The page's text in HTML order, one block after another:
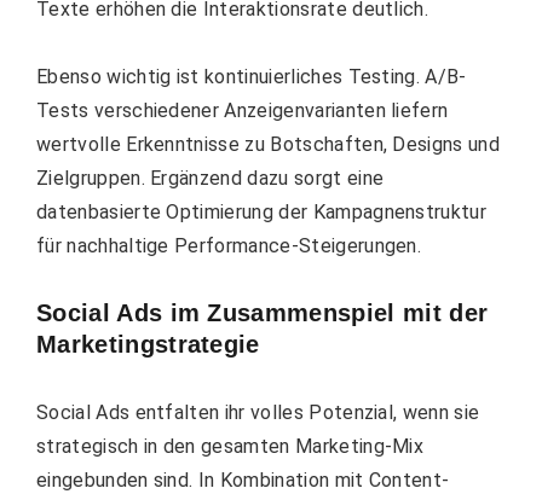
Texte erhöhen die Interaktionsrate deutlich.
Ebenso wichtig ist kontinuierliches Testing. A/B-
Tests verschiedener Anzeigenvarianten liefern
wertvolle Erkenntnisse zu Botschaften, Designs und
Zielgruppen. Ergänzend dazu sorgt eine
datenbasierte Optimierung der Kampagnenstruktur
für nachhaltige Performance-Steigerungen.
Social Ads im Zusammenspiel mit der
Marketingstrategie
Social Ads entfalten ihr volles Potenzial, wenn sie
strategisch in den gesamten Marketing-Mix
eingebunden sind. In Kombination mit Content-